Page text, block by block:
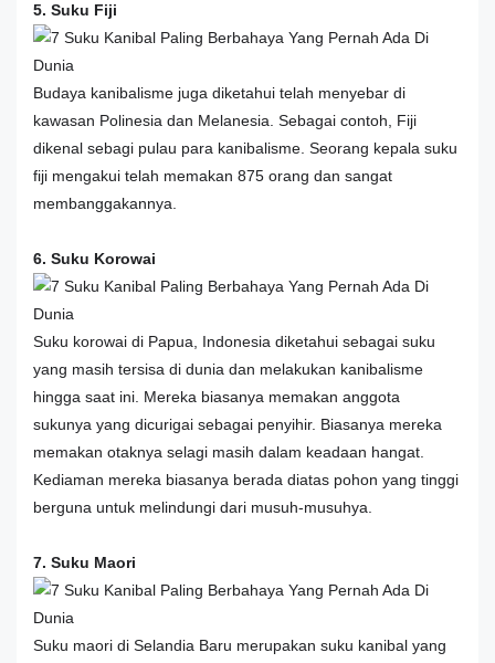
5. Suku Fiji
Budaya kanibalisme juga diketahui telah menyebar di
kawasan Polinesia dan Melanesia. Sebagai contoh, Fiji
dikenal sebagi pulau para kanibalisme. Seorang kepala suku
fiji mengakui telah memakan 875 orang dan sangat
membanggakannya.
6. Suku Korowai
Suku korowai di Papua, Indonesia diketahui sebagai suku
yang masih tersisa di dunia dan melakukan kanibalisme
hingga saat ini. Mereka biasanya memakan anggota
sukunya yang dicurigai sebagai penyihir. Biasanya mereka
memakan otaknya selagi masih dalam keadaan hangat.
Kediaman mereka biasanya berada diatas pohon yang tinggi
berguna untuk melindungi dari musuh-musuhya.
7. Suku Maori
Suku maori di Selandia Baru merupakan suku kanibal yang